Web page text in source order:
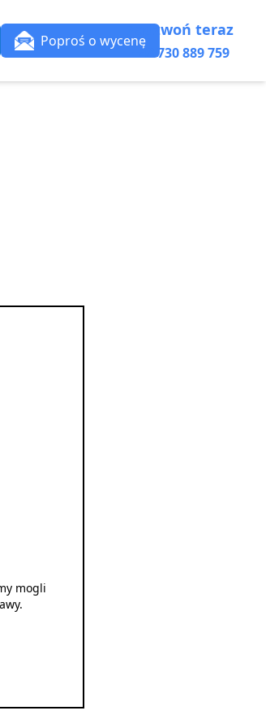
Poproś o wycenę
Zadzwoń teraz
+48 730 889 759
mogli